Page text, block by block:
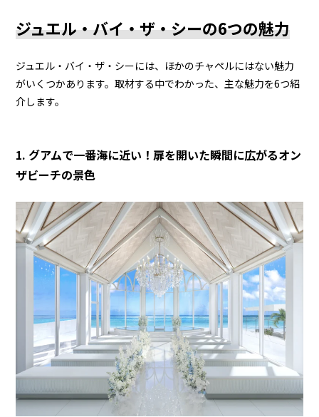
ジュエル・バイ・ザ・シーの6つの魅力
ジュエル・バイ・ザ・シーには、ほかのチャペルにはない魅力
がいくつかあります。取材する中でわかった、主な魅力を6つ紹
介します。
1. グアムで一番海に近い！扉を開いた瞬間に広がるオン
ザビーチの景色